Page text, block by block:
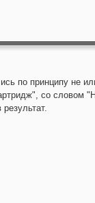
по принципу не
со